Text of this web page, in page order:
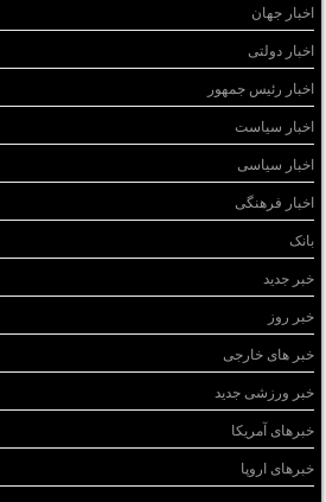
اخبار جهان
اخبار دولتی
اخبار رئیس جمهور
اخبار سیاست
اخبار سیاسی
اخبار فرهنگی
بانک
خبر جدید
خبر روز
خبر های خارجی
خبر ورزشی جدید
خبرهای آمریکا
خبرهای اروپا